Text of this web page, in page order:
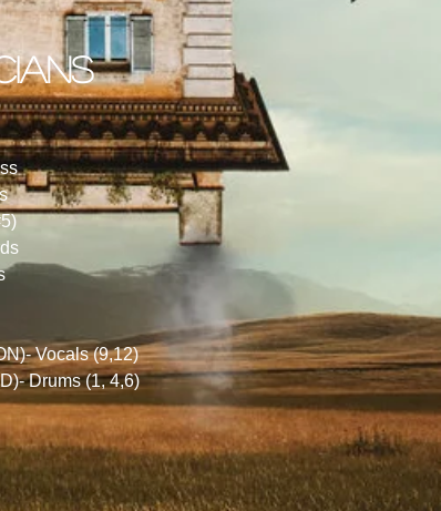
Vocals (9,12)
Drums (1, 4,6)